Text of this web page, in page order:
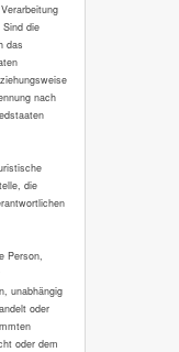
die
das
nach
die
Person,
unabhängig
oder
oder dem